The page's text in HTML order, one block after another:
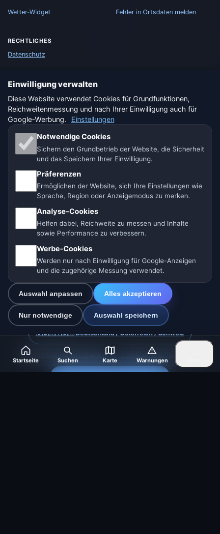
Wetter-Widget Fehler in Ortsdaten melden
RECHTLICHES
Datenschutz
Nutzungsbedingungen
Haftungsausschluss
Impressum
Wir helfen Tieren
Einstellungen
🇩🇪 Wetter Deutschland
🇨🇭 Wetter Schweiz
Unsere Wetterseiten:
🇨🇿 Tschechien 🇭🇷 Kroatien 🇧🇬 Bulgarien
🇩🇪🇦🇹🇨🇭 Deutschland / Österreich / Schweiz
🌎 Lateinamerika und Spanien 🇮🇳 Süd- und Südostasien
Startseite Suchen Karte Warnungen
Einwilligung verwalten
Diese Website verwendet Cookies für Grundfunktionen,
Reichweitenmessung und nach Ihrer Einwilligung auch für
Google-Werbung.
Einstellungen
Notwendige Cookies
Sichern den Grundbetrieb der Website, die Sicherheit
und das Speichern Ihrer Einwilligung.
Präferenzen
Ermöglichen der Website, sich Ihre Einstellungen wie
Sprache, Region oder Anzeigemodus zu merken.
Analyse-Cookies
Helfen dabei, Reichweite zu messen und Inhalte
sowie Performance zu verbessern.
Werbe-Cookies
Werden nur nach Einwilligung für Google-Anzeigen
und die zugehörige Messung verwendet.
Auswahl anpassen Alles akzeptieren
Nur notwendige Auswahl speichern